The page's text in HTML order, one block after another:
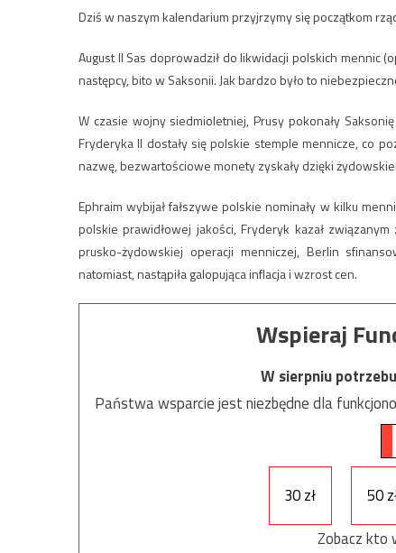
Dziś w naszym kalendarium przyjrzymy się początkom
August II Sas doprowadził do likwidacji polskich mennic
następcy, bito w Saksonii. Jak bardzo było to
W czasie wojny siedmioletniej, Prusy pokonały
Fryderyka II dostały się polskie stemple mennicze, co
nazwę, bezwartościowe monety zyskały dzięki
Ephraim wybijał fałszywe polskie nominały w kilku
polskie prawidłowej jakości, Fryderyk kazał
prusko-żydowskiej operacji menniczej, Berlin
natomiast, nastąpiła galopująca inflacja i wzrost cen.
Wspieraj
W sierpniu
Państwa wsparcie jest niezbędne dla
30 zł 50
Zobacz kto